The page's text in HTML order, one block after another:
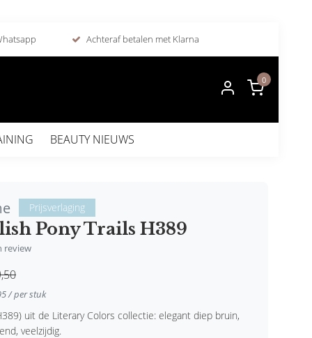
Achteraf betalen met Klarna
0
BEAUTY NIEUWS
Prijsverlaging
Pony Trails H389
review
/ per stuk
uit de Literary Colors collectie: elegant diep bruin,
veelzijdig.